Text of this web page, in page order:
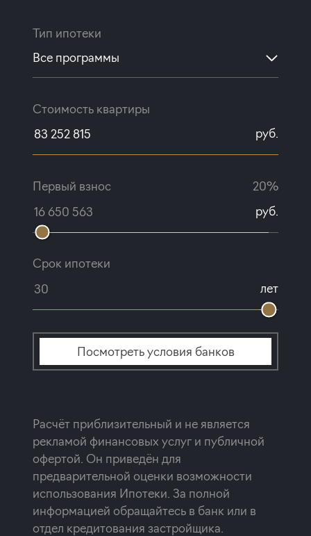
Тип ипотеки
Все программы
Стоимость квартиры
руб.
Первый взнос
20%
руб.
Срок ипотеки
лет
Посмотреть условия банков
Расчёт приблизительный и не является
рекламой финансовых услуг и публичной
офертой. Он приведён для
предварительной оценки возможности
использования Ипотеки. За полной
информацией обращайтесь в банк или в
отдел кредитования застройщика.